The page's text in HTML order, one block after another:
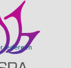
iedereen